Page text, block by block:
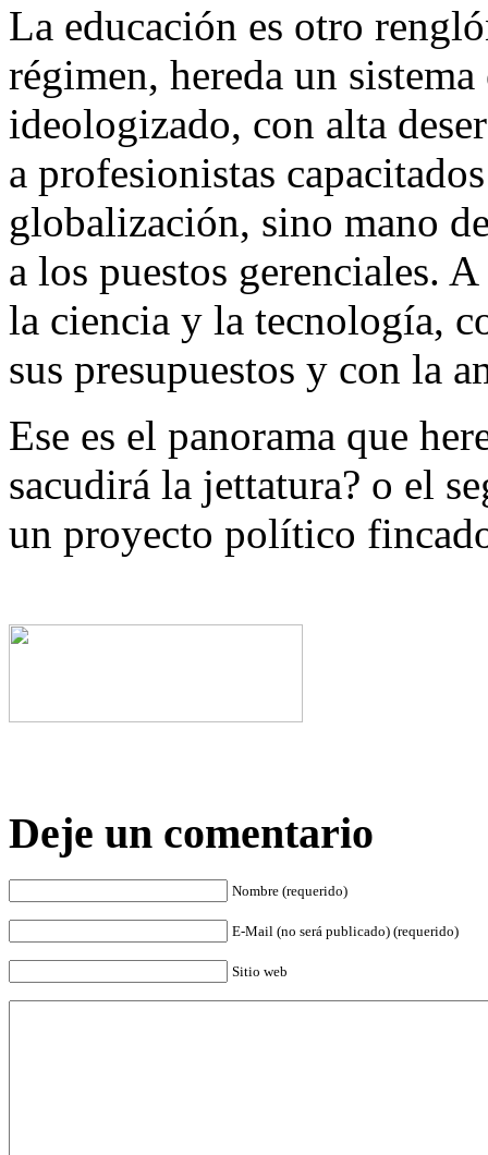
La educación es otro
régimen, hereda un
ideologizado, con alta
a profesionistas
globalización, sino mano
a los puestos gerenciales.
la ciencia y la tecnología,
sus presupuestos y con la
Ese es el panorama que
sacudirá la jettatura? o el
un proyecto político
Deje un comentario
Nombre (requerido)
E-Mail (no será publicado) (requerido)
Sitio web